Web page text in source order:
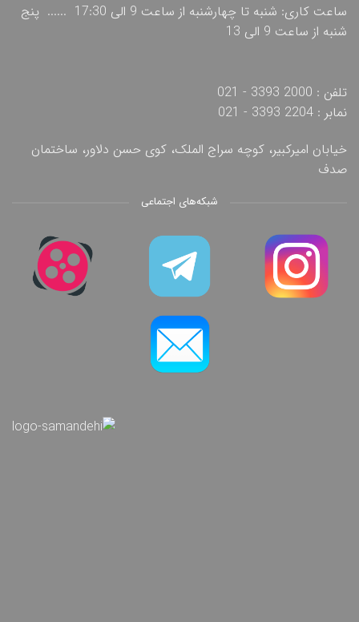
ساعت کاری: شنبه تا چهارشنبه از ساعت 9 الی 17:30 ...... پنج
شنبه از ساعت 9 الی 13
تلفن : 2000 3393 - 021
نمابر : 2204 3393 - 021
خیابان امیرکبیر، کوچه سراج الملک، کوی حسن دلاور، ساختمان
صدف
شبکه‌های اجتماعی